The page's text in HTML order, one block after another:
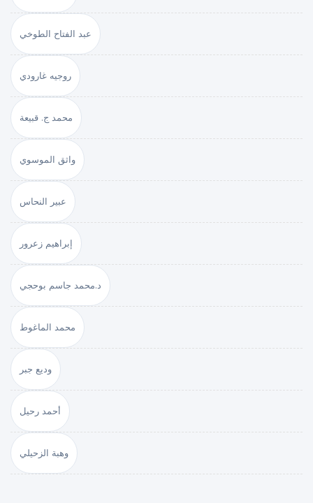
عبد الفتاح الطوخي
روجيه غارودي
محمد ج. قبيعة
واثق الموسوي
عبير النحاس
إبراهيم زعرور
د.محمد جاسم بوحجي
محمد الماغوط
وديع جبر
أحمد رحيل
وهبة الزحيلي